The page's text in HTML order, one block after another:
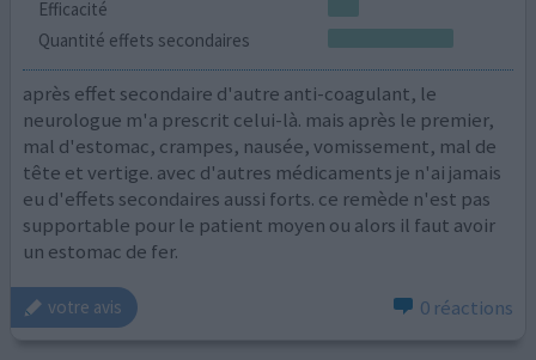
Efficacité
Quantité effets secondaires
après effet secondaire d'autre anti-coagulant, le
neurologue m'a prescrit celui-là. mais après le premier,
mal d'estomac, crampes, nausée, vomissement, mal de
tête et vertige. avec d'autres médicaments je n'ai jamais
eu d'effets secondaires aussi forts. ce remède n'est pas
supportable pour le patient moyen ou alors il faut avoir
un estomac de fer.
votre avis 0 réactions